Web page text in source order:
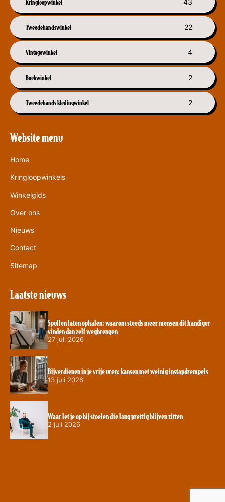
43
Tweedehandswinkel 22
Vintagewinkel 4
Boekwinkel 2
Tweedehands kledingwinkel 2
Website menu
Home
Kringloopwinkels
Winkelgids
Over ons
Nieuws
Contact
Sitemap
Laatste nieuws
Spullen laten ophalen: waarom steeds meer mensen dit handiger
vinden dan zelf wegbrengen
27 juli 2026
Bijverdienen in je vrije uren: kansen met weinig instapdrempels
13 juli 2026
Waar let je op bij stoelen die lang prettig blijven zitten
2 juli 2026